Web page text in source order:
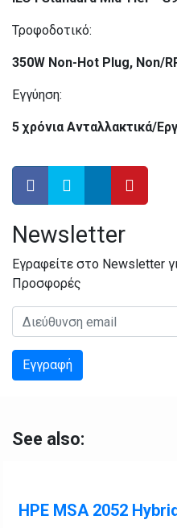
Τροφοδοτικό:
350W Non-Hot Plug, Non/
Εγγύηση:
5 χρόνια Ανταλλακτικά/
Newsletter
Εγραφείτε στο Newsletter
Προσφορές
Διεύθυνση email:
Εγγραφή
See also:
HPE MSA 2052